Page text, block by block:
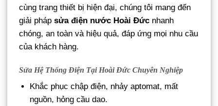
cùng trang thiết bị hiện đại, chúng tôi mang đến
giải pháp sửa điện nước Hoài Đức nhanh
chóng, an toàn và hiệu quả, đáp ứng mọi nhu cầu
của khách hàng.
Sửa Hệ Thống Điện Tại Hoài Đức Chuyên Nghiệp
Khắc phục chập điện, nhảy aptomat, mất
nguồn, hỏng cầu dao.